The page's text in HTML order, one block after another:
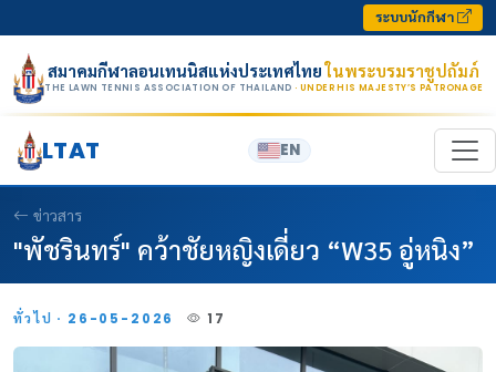
ระบบนักกีฬา
สมาคมกีฬาลอนเทนนิสแห่งประเทศไทยในพระบรมราชูปถัมภ์
THE LAWN TENNIS ASSOCIATION OF THAILAND · UNDER HIS MAJESTY’S PATRONAGE
LTAT EN
ข่าวสาร
"พัชรินทร์" คว้าชัยหญิงเดี่ยว “W35 อู่หนิง”
ทั่วไป · 26-05-2026 17